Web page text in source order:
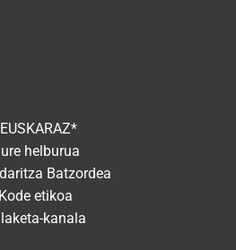
helburua
Batzordea
Kode etikoa
kanala